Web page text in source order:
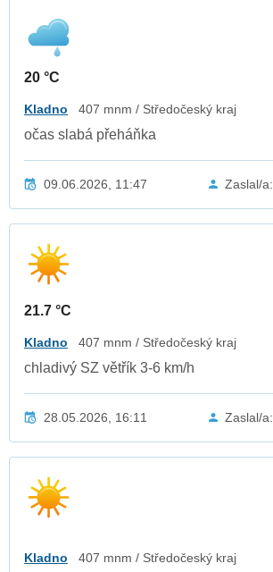
20 °C
Kladno 407 mnm / Středočeský kraj
očas slabá přeháňka
09.06.2026, 11:47 Zaslal/a:
21.7 °C
Kladno 407 mnm / Středočeský kraj
chladivý SZ větřík 3-6 km/h
28.05.2026, 16:11 Zaslal/a:
Kladno 407 mnm / Středočeský kraj